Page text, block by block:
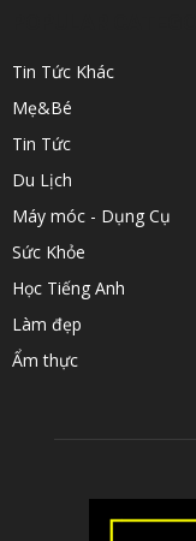
Tin Tức Khác
Mẹ&Bé
Tin Tức
Du Lịch
Máy móc - Dụng Cụ
Sức Khỏe
Học Tiếng Anh
Làm đẹp
Ẩm thực